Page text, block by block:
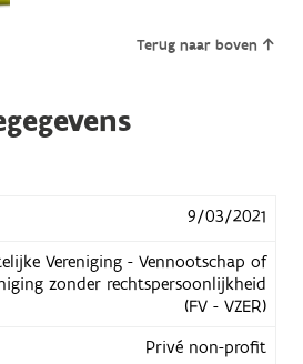
Terug naar boven
9/03/2021
Vereniging - Vennootschap of
zonder rechtspersoonlijkheid
(FV - VZER)
Privé non-profit